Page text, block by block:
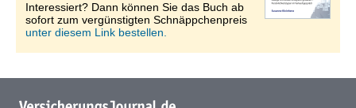
Interessiert? Dann können Sie das Buch ab
sofort zum vergünstigten Schnäppchenpreis
unter diesem Link bestellen.